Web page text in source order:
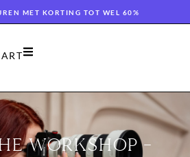
MET KORTING TOT WEL 60%
WORKSHOP –